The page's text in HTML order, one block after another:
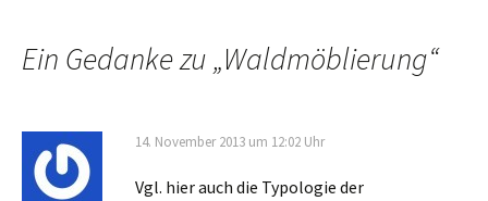
Ein Gedanke zu „Waldmöblierung“
14. November 2013 um 12:02 Uhr
Vgl. hier auch die Typologie der